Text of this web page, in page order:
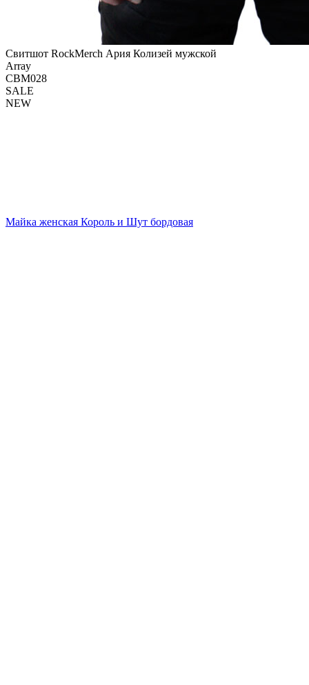
Свитшот RockMerch Ария Колизей мужской
Array
СВМ028
SALE
NEW
Майка женская Король и Шут бордовая